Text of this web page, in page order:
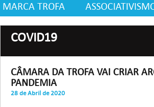
MARCA TROFA
COVID19
CÂMARA DA TROFA VAI CRIAR
PANDEMIA
28 de Abril de 2020